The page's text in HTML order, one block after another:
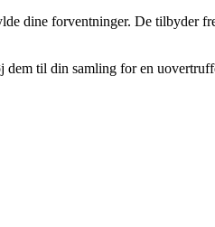
dine forventninger. De tilbyder
til din samling for en